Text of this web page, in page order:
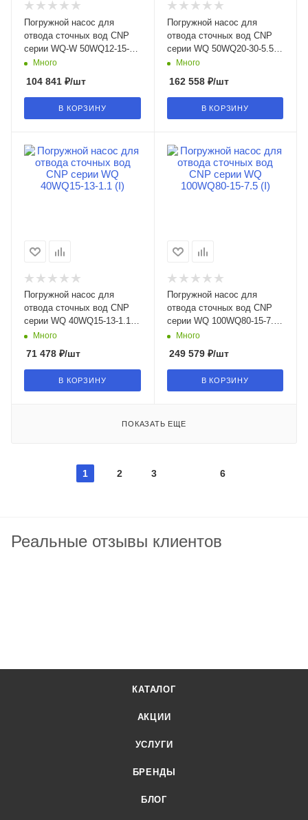
Погружной насос для
отвода сточных вод CNP
серии WQ-W 50WQ12-15-
1.5W(I) в Воронеже
Много
104 841 ₽/шт
В КОРЗИНУ
Погружной насос для
отвода сточных вод CNP
серии WQ 50WQ20-30-5.5
(I) в Воронеже
Много
162 558₽/шт
В КОРЗИНУ
Погружной насос для
отвода сточных вод CNP
серии WQ 40WQ15-13-1.1
(I) в Воронеже
Много
71 478 ₽/шт
В КОРЗИНУ
Погружной насос для
отвода сточных вод CNP
серии WQ 100WQ80-15-7.5
(I) в Воронеже
Много
249 579₽/шт
В КОРЗИНУ
ПОКАЗАТЬ ЕЩЕ
1 2 3 6
Реальные отзывы клиентов
КАТАЛОГ
АКЦИИ
УСЛУГИ
БРЕНДЫ
БЛОГ